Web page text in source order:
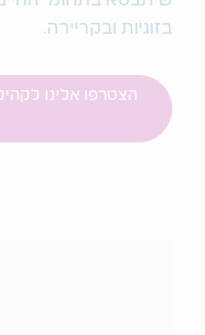
בזוגיות ובקריירה.
הצטרפו אלינו